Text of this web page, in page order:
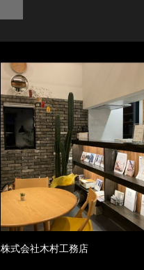
株式会社木村工務店